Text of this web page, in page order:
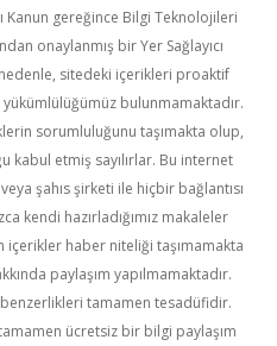
Kanun gereğince Bilgi Teknolojileri
onaylanmış bir Yer Sağlayıcı
sitedeki içerikleri proaktif
bulunmamaktadır.
sorumluluğunu taşımakta olup,
kabul etmiş sayılırlar. Bu internet
şahıs şirketi ile hiçbir bağlantısı
kendi hazırladığımız makaleler
içerikler haber niteliği taşımamakta
paylaşım yapılmamaktadır.
tamamen tesadüfidir.
ücretsiz bir bilgi paylaşım